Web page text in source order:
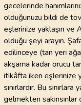
gecelerinde
olduğunuzu bildi de
eşlerinize yaklaşın ve
olduğu şeyi arayın.
edilinceye (tan yeri
akşama kadar orucu
itikâfta iken eşlerinize
sınırlardır. Bu
gelmekten